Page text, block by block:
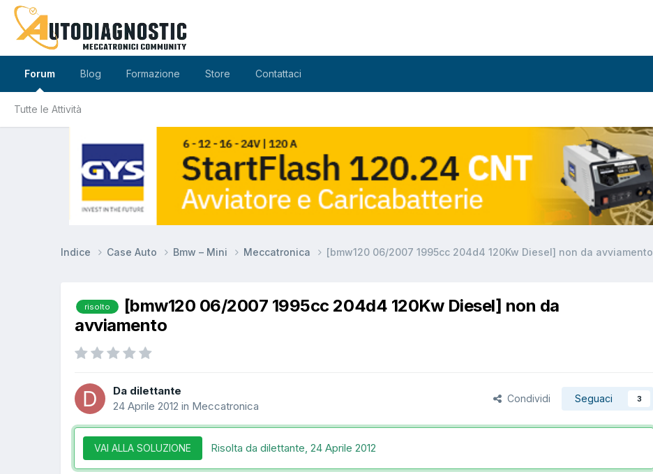
Forum
Tutte le Attività
Blog Formazione Store Contattaci
Indice Case Auto Bmw – Mini Meccatronica [bmw120 06/2007 1995cc 204d4 120Kw Diesel] non da avviamento
risolto
[bmw120 06/2007 1995cc 204d4 120Kw Diesel] non da
avviamento
Da dilettante
24 Aprile 2012 in Meccatronica
Condividi Seguaci 3
VAI ALLA SOLUZIONE Risolta da dilettante, 24 Aprile 2012